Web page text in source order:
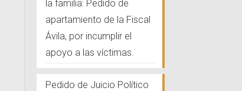
la familia: Pedido de
apartamiento de la Fiscal
Ávila, por incumplir el
apoyo a las víctimas.
Pedido de Juicio Político